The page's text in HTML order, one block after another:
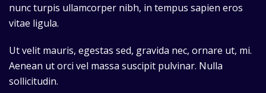
nunc turpis ullamcorper nibh, in tempus sapien eros
vitae ligula.
Ut velit mauris, egestas sed, gravida nec, ornare ut, mi.
Aenean ut orci vel massa suscipit pulvinar. Nulla
sollicitudin.